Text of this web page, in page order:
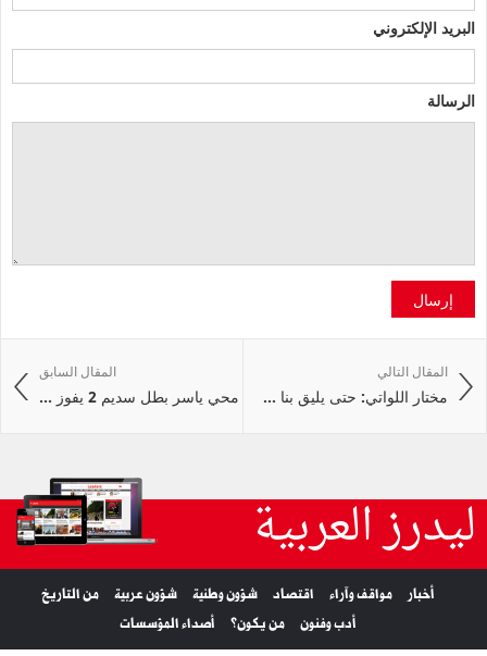
البريد الإلكتروني
الرسالة
إرسال
المقال السابق
محي ياسر بطل سديم 2 يفوز ...
المقال التالي
مختار اللواتي: حتى يليق بنا ...
ليدرز العربية
أخبار مواقف وآراء اقتصاد شؤون وطنية شؤون عربية
من التاريخ
أدب وفنون
من يكون؟ أصداء المؤسسات